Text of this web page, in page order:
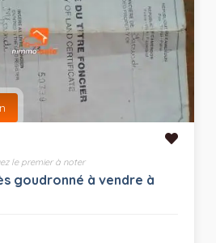
le premier à noter
goudronné à vendre à